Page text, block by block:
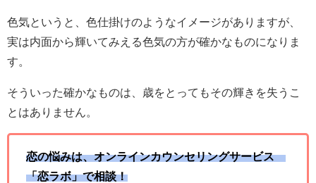
色気というと、色仕掛けのようなイメージがありますが、
実は内面から輝いてみえる色気の方が確かなものになりま
す。
そういった確かなものは、歳をとってもその輝きを失うこ
とはありません。
恋の悩みは、オンラインカウンセリングサービス
「恋ラボ」で相談！